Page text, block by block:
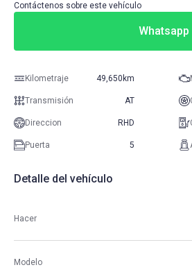
Contáctenos sobre este vehículo
Whatsapp
Kilometraje 49,650km
Transmisión AT
Direccion RHD
Puerta 5
Detalle del vehículo
Hacer
Modelo